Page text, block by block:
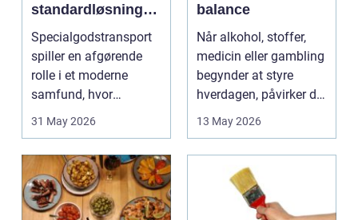
standardløsninger
ikke rækker
Specialgodstransport
spiller en afgørende
rolle i et moderne
samfund, hvor
industrien bliver mere
31 May 2026
balance
Når alkohol, stoffer,
medicin eller gambling
begynder at styre
hverdagen, påvirker det
ikke kun pers...
13 May 2026